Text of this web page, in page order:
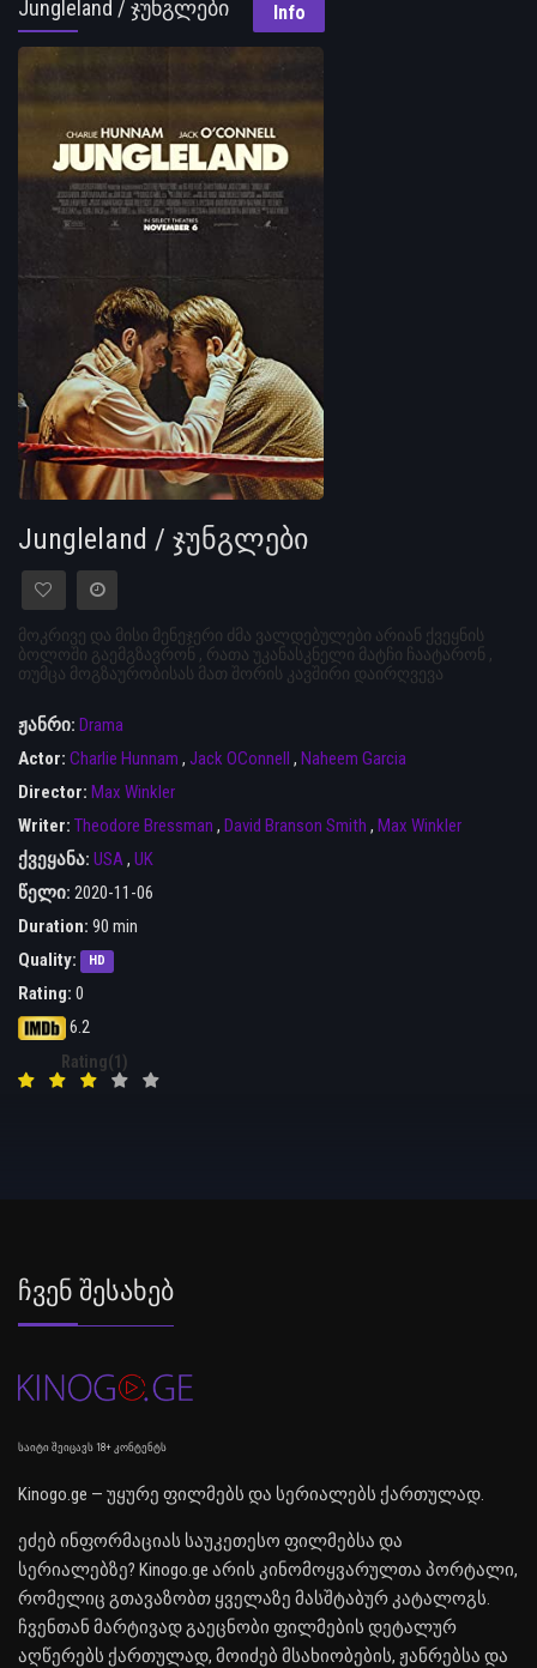
Jungleland / ჯუნგლები Info
Jungleland / ჯუნგლები
მოკრივე და მისი მენეჯერი ძმა ვალდებულები არიან ქვეყნის
ბოლოში გაემგზავრონ , რათა უკანასკნელი მატჩი ჩაატარონ ,
თუმცა მოგზაურობისას მათ შორის კავშირი დაირღვევა
ჟანრი: Drama
Actor: Charlie Hunnam , Jack OConnell , Naheem Garcia
Director: Max Winkler
Writer: Theodore Bressman , David Branson Smith , Max Winkler
ქვეყანა: USA , UK
წელი: 2020-11-06
Duration: 90 min
Quality:
HD
Rating: 0
6.2
Rating(1)
Ჩვენ Შესახებ
საიტი შეიცავს 18+ კონტენტს
Kinogo.ge — უყურე ფილმებს და სერიალებს ქართულად.
ეძებ ინფორმაციას საუკეთესო ფილმებსა და
სერიალებზე? Kinogo.ge არის კინომოყვარულთა პორტალი,
რომელიც გთავაზობთ ყველაზე მასშტაბურ კატალოგს.
ჩვენთან მარტივად გაეცნობი ფილმების დეტალურ
აღწერებს ქართულად, მოიძებ მსახიობების, ჟანრებსა და